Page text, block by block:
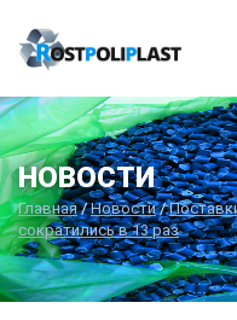
НОВОСТИ
Главная/Новости/
сократились в 13 раз